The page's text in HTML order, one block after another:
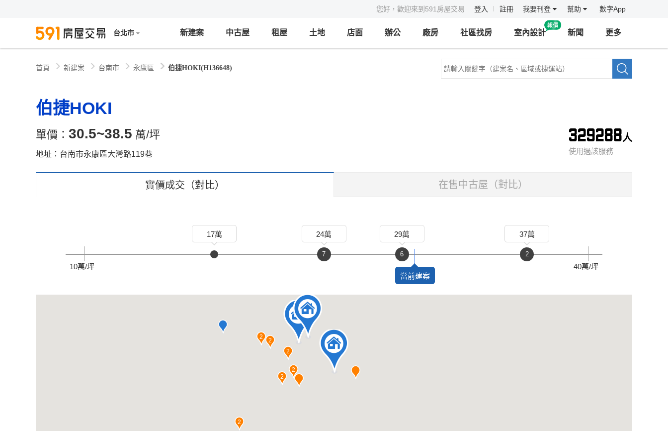
您好，歡迎來到591房屋交易 登入 註冊 我要刊登 幫助 數字App
台北市 新建案 中古屋 租屋 土地 店面 辦公 廠房 社區找房 室內設計 新聞 更多
首頁 新建案 台南市 永康區 伯捷HOKI(H136648)
伯捷HOKI
單價： 30.5~38.5 萬/坪
地址：台南市永康區大灣路119巷
329288人
使用過該服務